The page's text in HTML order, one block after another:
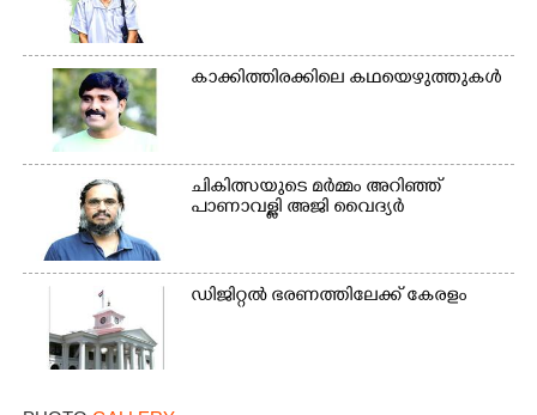
കാക്കിത്തിരക്കിലെ കഥയെഴുത്തുകൾ
ചികിത്സയുടെ മർമ്മം അറിഞ്ഞ്
പാണാവള്ളി അജി വൈദ്യർ
ഡിജിറ്റൽ ഭരണത്തിലേക്ക് കേരളം